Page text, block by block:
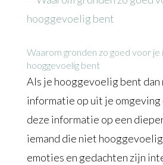
Waarom gronden zo goed voor je
hooggevoelig bent
Als je hooggevoelig bent dan
informatie op uit je
deze informatie op een
iemand die niet
emoties en gedachten zijn